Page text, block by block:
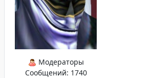
Модераторы
Сообщений: 1740